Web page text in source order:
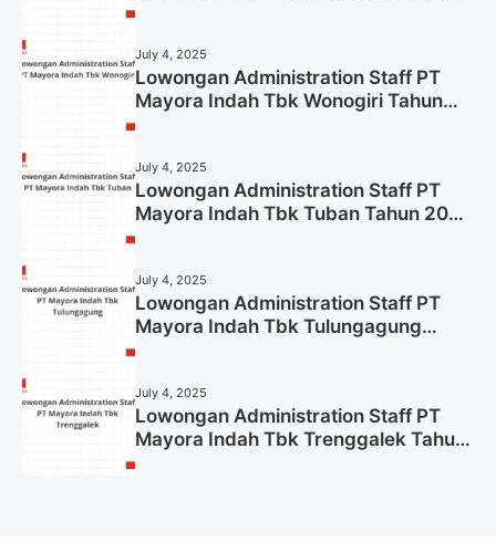
July 4, 2025
Lowongan Administration Staff PT
Mayora Indah Tbk Wonogiri Tahun
July 4, 2025
Lowongan Administration Staff PT
Mayora Indah Tbk Tuban Tahun 2025
July 4, 2025
Lowongan Administration Staff PT
Mayora Indah Tbk Tulungagung
July 4, 2025
Lowongan Administration Staff PT
Mayora Indah Tbk Trenggalek Tahun